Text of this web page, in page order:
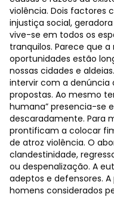
violência. Dois factores
injustiça social,
vive-se em todos os
tranquilos. Parece que
oportunidades estão
nossas cidades e
intervir com a denúncia
propostas. Ao mesmo
humana” presencia-se
descaradamente. Para
prontificam a colocar
de atroz violência. O
clandestinidade,
ou despenalização. A
adeptos e defensores.
homens considerados